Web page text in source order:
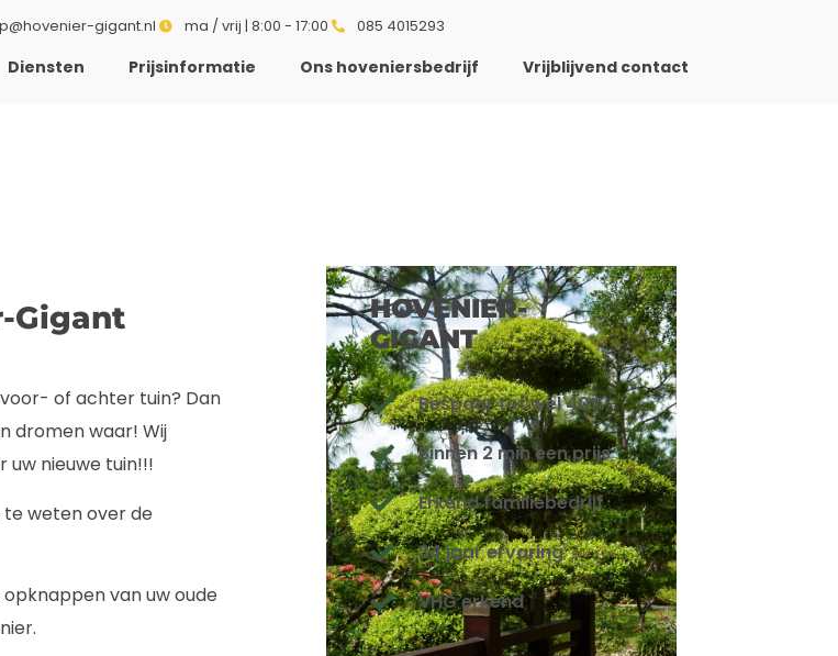
gigant.nl ma / vrij | 8:00 - 17:00 085 4015293
Diensten Prijsinformatie Ons hoveniersbedrijf Vrijblijvend contact
Gigant
of achter tuin? Dan
dromen waar! Wij
nieuwe tuin!!!
weten over de
van uw oude
HOVENIER-
GIGANT
Bespaar tot wel 40%
Binnen 2 min een prijs
Erkend familiebedrijf
34 jaar ervaring
VHG erkend